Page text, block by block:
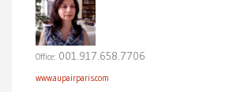
Office: 001.917.658.7706
www.aupairparis.com